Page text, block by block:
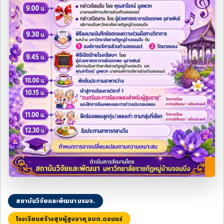
สถาบันวิจัยและพัฒนา มรมจ.
โรงเรียนสร้างสุขผู้สูงอายุ อบต.ดอนแร่